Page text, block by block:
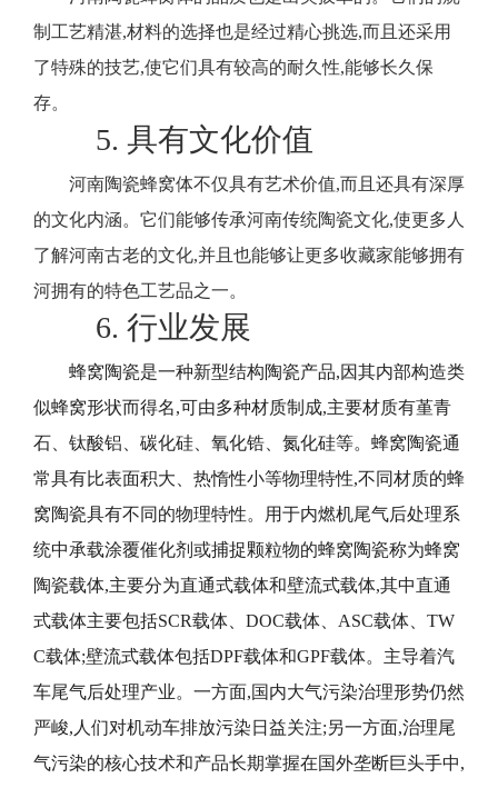
制工艺精湛,材料的选择也是经过精心挑选,而且还采用
了特殊的技艺,使它们具有较高的耐久性,能够长久保
存。
5. 具有文化价值
河南陶瓷蜂窝体不仅具有艺术价值,而且还具有深厚
的文化内涵。它们能够传承河南传统陶瓷文化,使更多人
了解河南古老的文化,并且也能够让更多收藏家能够拥有
河拥有的特色工艺品之一。
6. 行业发展
蜂窝陶瓷是一种新型结构陶瓷产品,因其内部构造类
似蜂窝形状而得名,可由多种材质制成,主要材质有堇青
石、钛酸铝、碳化硅、氧化锆、氮化硅等。蜂窝陶瓷通
常具有比表面积大、热惰性小等物理特性,不同材质的蜂
窝陶瓷具有不同的物理特性。用于内燃机尾气后处理系
统中承载涂覆催化剂或捕捉颗粒物的蜂窝陶瓷称为蜂窝
陶瓷载体,主要分为直通式载体和壁流式载体,其中直通
式载体主要包括SCR载体、DOC载体、ASC载体、TW
C载体;壁流式载体包括DPF载体和GPF载体。主导着汽
车尾气后处理产业。一方面,国内大气污染治理形势仍然
严峻,人们对机动车排放污染日益关注;另一方面,治理尾
气污染的核心技术和产品长期掌握在国外垄断巨头手中,